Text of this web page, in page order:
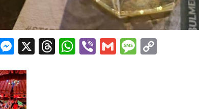
Facebook
Messenger
X Threads
WhatsApp
ViberGmailMessage